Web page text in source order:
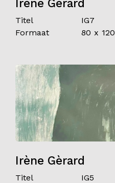
Irène Gèrard
Titel
IG7
Formaat
80 x 120
Irène Gèrard
Titel
IG5